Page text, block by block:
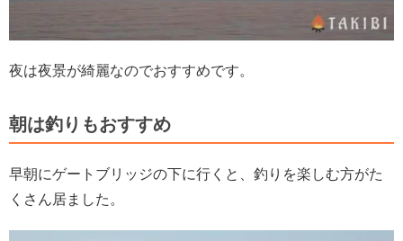
夜は夜景が綺麗なのでおすすめです。
朝は釣りもおすすめ
早朝にゲートブリッジの下に行くと、釣りを楽しむ方がた
くさん居ました。